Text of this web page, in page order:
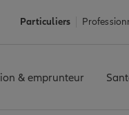
Particuliers
& emprunteur